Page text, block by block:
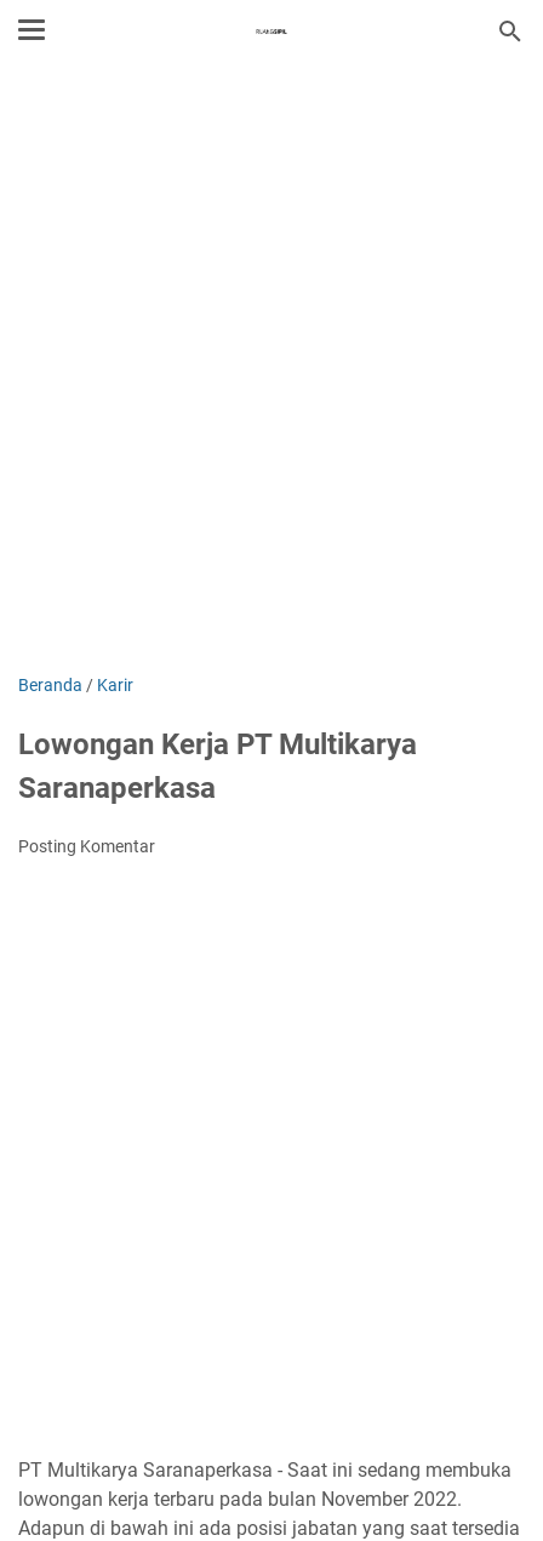
Beranda / Karir
Lowongan Kerja PT Multikarya
Saranaperkasa
Posting Komentar
PT Multikarya Saranaperkasa - Saat ini sedang membuka
lowongan kerja terbaru pada bulan November 2022.
Adapun di bawah ini ada posisi jabatan yang saat tersedia